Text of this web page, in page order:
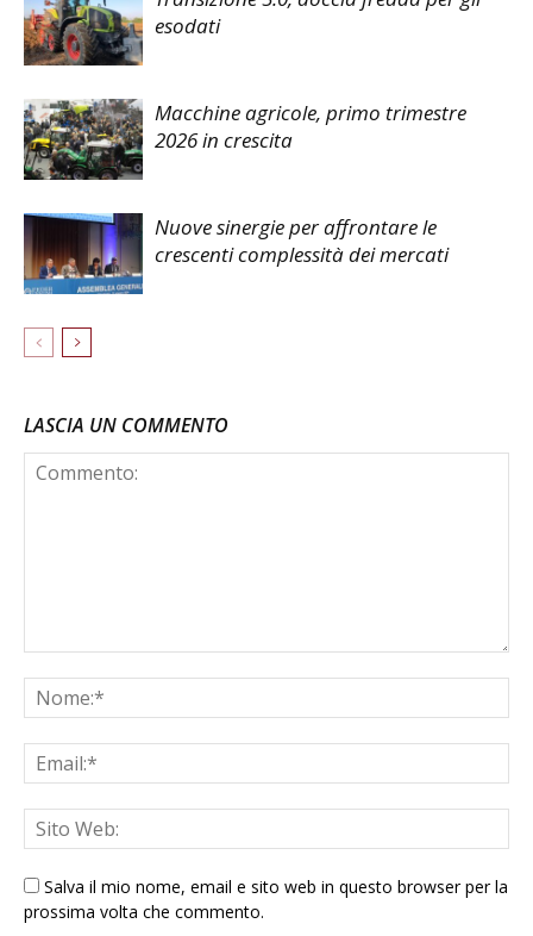
esodati
Macchine agricole, primo trimestre
2026 in crescita
Nuove sinergie per affrontare le
crescenti complessità dei mercati
LASCIA UN COMMENTO
Salva il mio nome, email e sito web in questo browser per la
prossima volta che commento.